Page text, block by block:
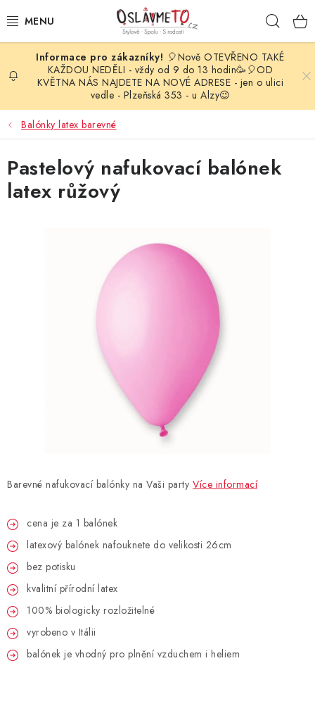
na
OSLAVA NAROZENIN
STYLOVÁ PARTY
DEKORACE A VÝZDOBA
BALÓNKY
KARNEVALOVÉ KOSTÝMY
SVATEBNÍ DOPLŇKY
BLAHOPŘÁNÍ
DORTOVÉ SVÍČKY A OZDOBY
DÁRKY
HELIUM NA BALÓNKY
LAMPIONY
OSLAVA PODLE BAREV
PARTY FOTOKOUTEK
🎈Nově OTEVŘENO TAKÉ
KAŽDOU NEDĚLI - vždy od 9 do 13 hodin🥳🎈OD
KVĚTNA NÁS NAJDETE NA NOVÉ ADRESE - jen o ulici
vedle - Plzeňská 353 - u Alzy😉
Balónky latex barevné
Barevné nafukovací balónky na Vaši party Více informací
cena je za 1 balónek
latexový balónek nafouknete do velikosti 26cm
bez potisku
kvalitní přírodní latex
100% biologicky rozložitelné
vyrobeno v Itálii
balónek je vhodný pro plnění vzduchem i heliem
Pastelový nafukovací balónek
latex růžový